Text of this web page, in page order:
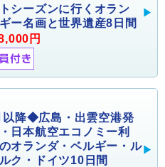
シーズンに行くオラン
ー名画と世界遺産8日間
円
以降◆広島・出雲空港発
日本航空エコノミー利
オランダ・ベルギー・ル
ク・ドイツ10日間